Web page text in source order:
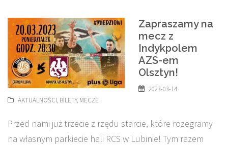
Zapraszamy na
mecz z
Indykpolem
AZS-em
Olsztyn!
2023-03-14
AKTUALNOŚCI, BILETY, MECZE
Przed nami już trzecie z rzędu starcie, które rozegramy
na własnym parkiecie hali RCS w Lubinie! Tym razem